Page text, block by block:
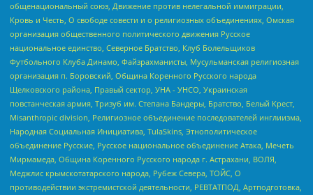
общенациональный союз, Движение против нелегальной иммиграции,
Кровь и Честь, О свободе совести и о религиозных объединениях, Омская
организация общественного политического движения Русское
национальное единство, Северное Братство, Клуб Болельщиков
Футбольного Клуба Динамо, Файзрахманисты, Мусульманская религиозная
организация п. Боровский, Община Коренного Русского народа
Щелковского района, Правый сектор, УНА - УНСО, Украинская
повстанческая армия, Тризуб им. Степана Бандеры, Братство, Белый Крест,
Misanthropic division, Религиозное объединение последователей инглиизма,
Народная Социальная Инициатива, TulaSkins, Этнополитическое
объединение Русские, Русское национальное объединение Атака, Мечеть
Мирмамеда, Община Коренного Русского народа г. Астрахани, ВОЛЯ,
Меджлис крымскотатарского народа, Рубеж Севера, ТОЙС, О
противодействии экстремистской деятельности, РЕВТАТПОД, Артподготовка,